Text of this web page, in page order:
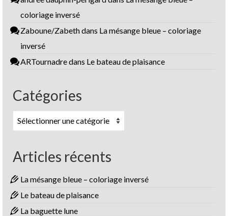
coloriage inversé
Zaboune/Zabethdans La mésange bleue – coloriage
inversé
ARTournadredans Le bateau de plaisance
Catégories
Catégories
Articles récents
La mésange bleue – coloriage inversé
Le bateau de plaisance
La baguette lune